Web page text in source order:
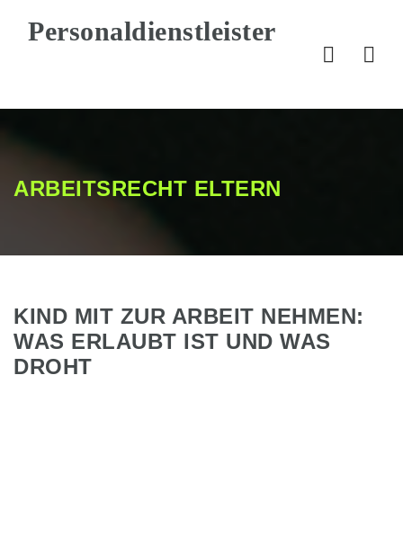
ARBEITSRECHT ELTERN
KIND MIT ZUR ARBEIT NEHMEN:
WAS ERLAUBT IST UND WAS
DROHT